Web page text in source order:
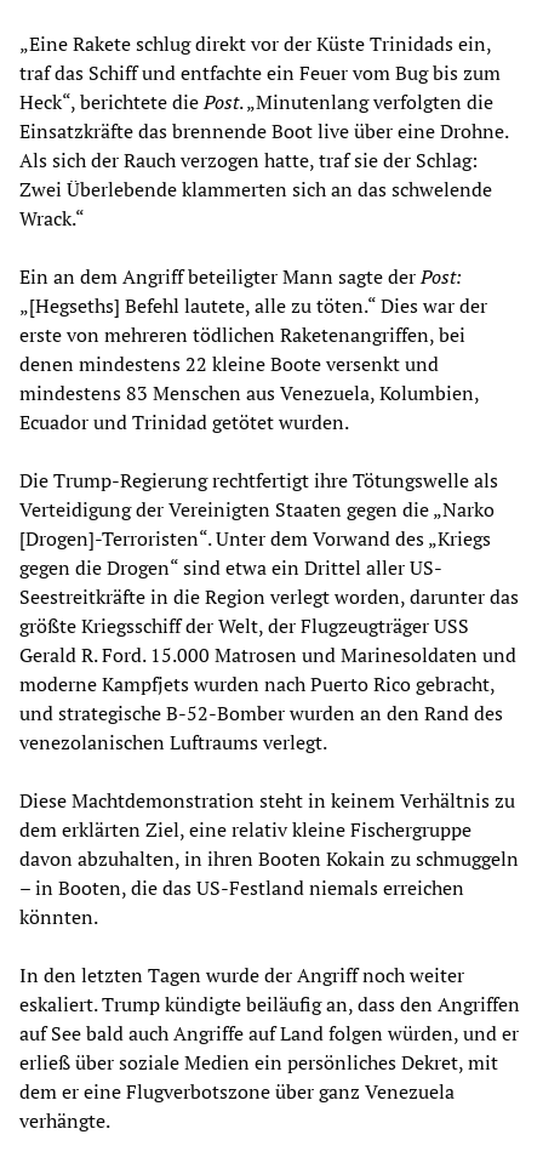
„Eine Rakete schlug direkt vor der Küste Trinidads ein,
traf das Schiff und entfachte ein Feuer vom Bug bis zum
Heck“, berichtete diePost. „Minutenlang verfolgten die
Einsatzkräfte das brennende Boot live über eine Drohne.
Als sich der Rauch verzogen hatte, traf sie der Schlag:
Zwei Überlebende klammerten sich an das schwelende
Wrack.“
Ein an dem Angriff beteiligter Mann sagte derPost:
„[Hegseths] Befehl lautete, alle zu töten.“ Dies war der
erste von mehreren tödlichen Raketenangriffen, bei
denen mindestens 22 kleine Boote versenkt und
mindestens 83 Menschen aus Venezuela, Kolumbien,
Ecuador und Trinidad getötet wurden.
Die Trump-Regierung rechtfertigt ihre Tötungswelle als
Verteidigung der Vereinigten Staaten gegen die „Narko
[Drogen]-Terroristen“. Unter dem Vorwand des „Kriegs
gegen die Drogen“ sind etwa ein Drittel aller US-
Seestreitkräfte in die Region verlegt worden, darunter das
größte Kriegsschiff der Welt, der Flugzeugträger USS
Gerald R. Ford. 15.000 Matrosen und Marinesoldaten und
moderne Kampfjets wurden nach Puerto Rico gebracht,
und strategische B-52-Bomber wurden an den Rand des
venezolanischen Luftraums verlegt.
Diese Machtdemonstration steht in keinem Verhältnis zu
dem erklärten Ziel, eine relativ kleine Fischergruppe
davon abzuhalten, in ihren Booten Kokain zu schmuggeln
– in Booten, die das US-Festland niemals erreichen
könnten.
In den letzten Tagen wurde der Angriff noch weiter
eskaliert. Trump kündigte beiläufig an, dass den Angriffen
auf See bald auch Angriffe auf Land folgen würden, und er
erließ über soziale Medien ein persönliches Dekret, mit
dem er eine Flugverbotszone über ganz Venezuela
verhängte.